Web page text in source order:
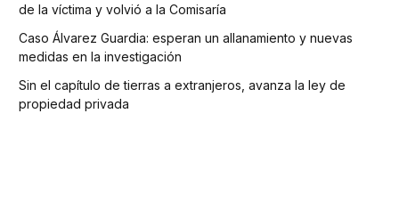
de la víctima y volvió a la Comisaría
Caso Álvarez Guardia: esperan un allanamiento y nuevas
medidas en la investigación
Sin el capítulo de tierras a extranjeros, avanza la ley de
propiedad privada